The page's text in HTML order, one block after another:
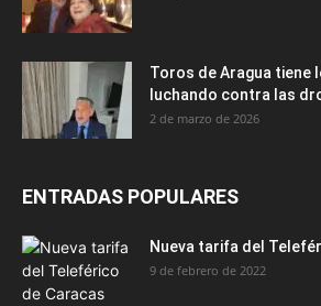
Toros de Aragua tiene
luchando contra las
2 de marzo de 2026
ENTRADAS POPULARES
Nueva tarifa del
9 de febrero de 2022